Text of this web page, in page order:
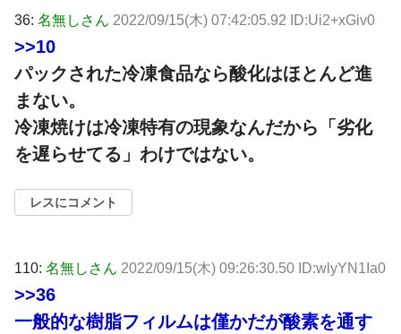
36: 名無しさん 2022/09/15(木) 07:42:05.92 ID:Ui2+xGiv0
>>10
パックされた冷凍食品なら酸化はほとんど進
まない。
冷凍焼けは冷凍特有の現象なんだから「劣化
を遅らせてる」わけではない。
レスにコメント
110: 名無しさん 2022/09/15(木) 09:26:30.50 ID:wlyYN1Ia0
>>36
一般的な樹脂フィルムは僅かだが酸素を通す